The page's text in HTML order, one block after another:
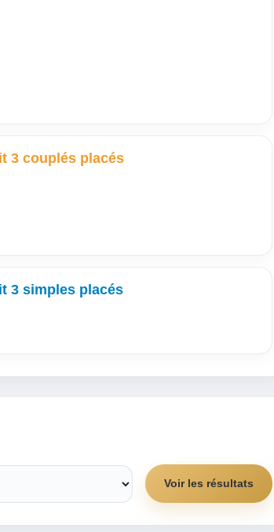
3 couplés placés
3 simples placés
Voir les résultats